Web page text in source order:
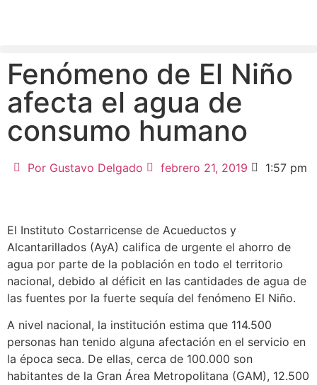
Fenómeno de El Niño
afecta el agua de
consumo humano
Por Gustavo Delgado febrero 21, 2019 1:57 pm
El Instituto Costarricense de Acueductos y
Alcantarillados (AyA) califica de urgente el ahorro de
agua por parte de la población en todo el territorio
nacional, debido al déficit en las cantidades de agua de
las fuentes por la fuerte sequía del fenómeno El Niño.
A nivel nacional, la institución estima que 114.500
personas han tenido alguna afectación en el servicio en
la época seca. De ellas, cerca de 100.000 son
habitantes de la Gran Área Metropolitana (GAM), 12.500